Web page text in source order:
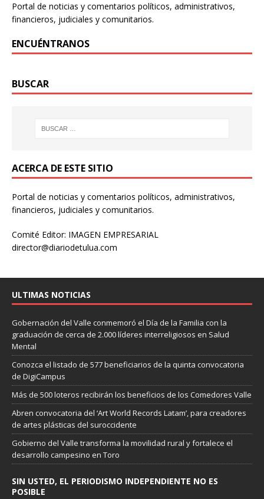
Portal de noticias y comentarios políticos, administrativos,
financieros, judiciales y comunitarios.
ENCUÉNTRANOS
BUSCAR
ACERCA DE ESTE SITIO
Portal de noticias y comentarios políticos, administrativos,
financieros, judiciales y comunitarios.
Comité Editor: IMAGEN EMPRESARIAL
director@diariodetulua.com
ULTIMAS NOTICIAS
Gobernación del Valle conmemoró el Día de la Familia con la
graduación de cerca de 2.000 líderes interreligiosos en Salud
Mental
Conozca el listado de 577 beneficiarios de la quinta convocatoria
de DigiCampus
Más de 500 loteros recibirán los beneficios de los Comedores Valle
Abren convocatoria del ‘Art World Records Latam’, para creadores
de artes plásticas del suroccidente
Gobierno del Valle transforma la movilidad rural y fortalece el
desarrollo campesino en Toro
SIN USTED, EL PERIODISMO INDEPENDIENTE NO ES
POSIBLE